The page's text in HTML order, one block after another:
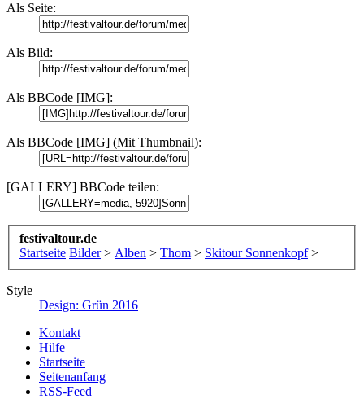
Als Seite:
Als Bild:
Als BBCode [IMG]:
Als BBCode [IMG] (Mit Thumbnail):
[GALLERY] BBCode teilen:
festivaltour.de
Startseite Bilder > Alben > Thom > Skitour Sonnenkopf >
Style
Design: Grün 2016
Kontakt
Hilfe
Startseite
Seitenanfang
RSS-Feed